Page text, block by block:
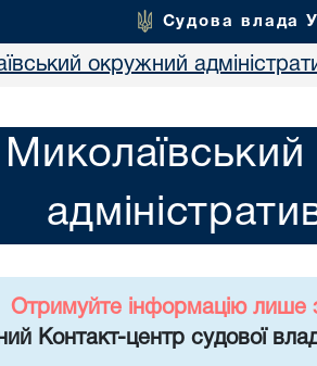
Судова влада
окружний
Отримуйте інформацію лише
Контакт-центр судової